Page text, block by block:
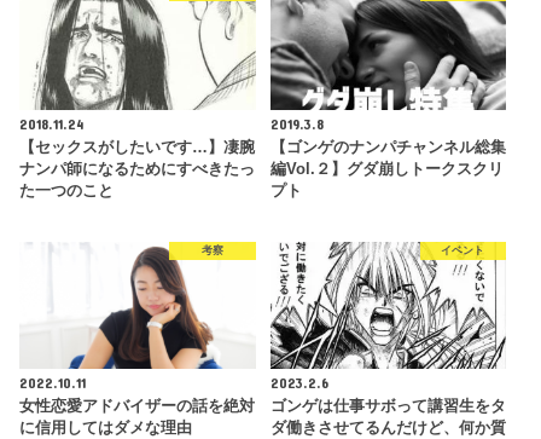
2018.11.24
【セックスがしたいです…】凄腕
ナンパ師になるためにすべきたっ
た一つのこと
2019.3.8
【ゴンゲのナンパチャンネル総集
編Vol.２】グダ崩しトークスクリ
プト
考察
2022.10.11
女性恋愛アドバイザーの話を絶対
に信用してはダメな理由
イベント
2023.2.6
ゴンゲは仕事サボって講習生をタ
ダ働きさせてるんだけど、何か質